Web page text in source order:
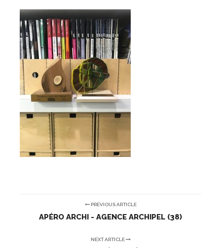
PREVIOUS ARTICLE
APÉRO ARCHI - AGENCE ARCHIPEL (38)
NEXT ARTICLE